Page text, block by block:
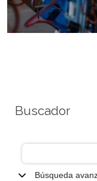
Buscador
Búsqueda